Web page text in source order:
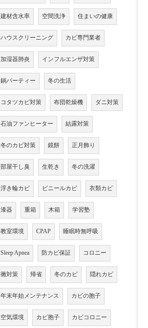
建材含水率 空間洗浄 住まいの健康
ハウスクリーニング カビ専門業者
加湿器肺炎 インフルエンザ対策
鍋パーティー 冬の生活
コタツカビ対策 布団乾燥機 ダニ対策
石油ファンヒーター 結露対策
冬のカビ対策 鏡餅 正月飾り
部屋干し臭 生乾き 冬の洗濯
浮き輪カビ ビニールカビ 衣類カビ
漆器 重箱 木箱 学習塾
教室環境 CPAP 睡眠時無呼吸
Sleep Apnea 防カビ保証 コロニー
黴対策 帰省 冬のカビ 隠れカビ
年末年始メンテナンス カビの胞子
空気環境 カビ胞子 カビコロニー